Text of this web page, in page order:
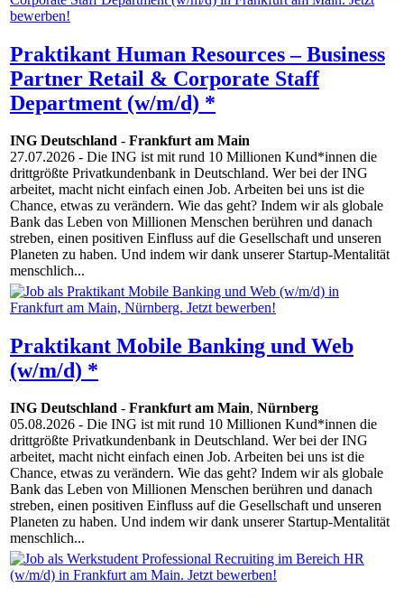
Praktikant Human Resources – Business
Partner Retail & Corporate Staff
Department (w/m/d) *
ING Deutschland - Frankfurt am Main
27.07.2026 - Die ING ist mit rund 10 Millionen Kund*innen die
drittgrößte Privatkundenbank in Deutschland. Wer bei der ING
arbeitet, macht nicht einfach einen Job. Arbeiten bei uns ist die
Chance, etwas zu verändern. Wie das geht? Indem wir als globale
Bank das Leben von Millionen Menschen berühren und danach
streben, einen positiven Einfluss auf die Gesellschaft und unseren
Planeten zu haben. Und indem wir dank unserer Startup-Mentalität
menschlich...
Praktikant Mobile Banking und Web
(w/m/d) *
ING Deutschland - Frankfurt am Main, Nürnberg
05.08.2026 - Die ING ist mit rund 10 Millionen Kund*innen die
drittgrößte Privatkundenbank in Deutschland. Wer bei der ING
arbeitet, macht nicht einfach einen Job. Arbeiten bei uns ist die
Chance, etwas zu verändern. Wie das geht? Indem wir als globale
Bank das Leben von Millionen Menschen berühren und danach
streben, einen positiven Einfluss auf die Gesellschaft und unseren
Planeten zu haben. Und indem wir dank unserer Startup-Mentalität
menschlich...